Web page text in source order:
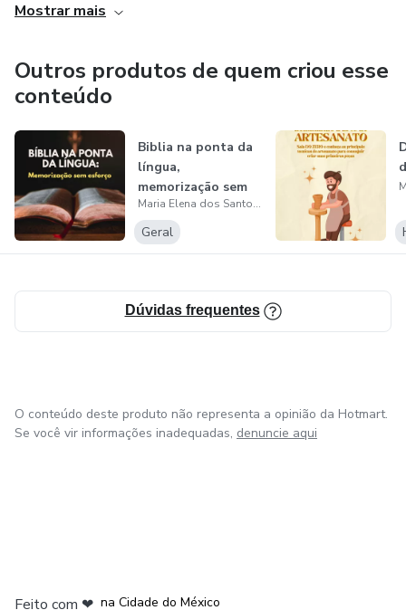
Mostrar mais
Outros produtos de quem criou esse
conteúdo
Biblia na ponta da
língua,
memorização sem
esforço
Maria Elena dos Santos Pereira
Geral
Dúvidas frequentes
O conteúdo deste produto não representa a opinião da Hotmart.
Se você vir informações inadequadas, denuncie aqui
Feito com ❤ na Cidade do México